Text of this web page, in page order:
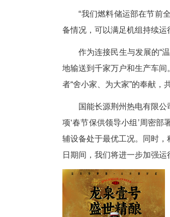
充足的燃料储备是
斗轮机正不停地将